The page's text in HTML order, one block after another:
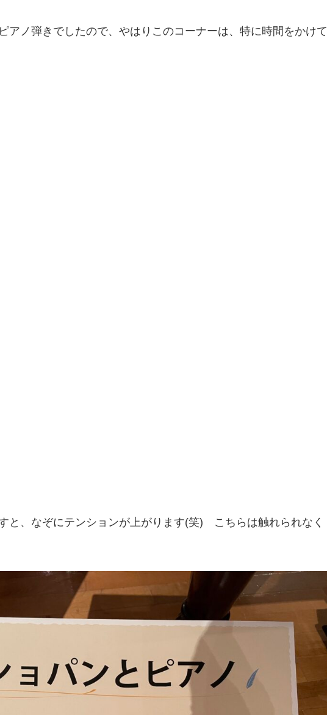
アノ弾きでしたので、やはりこのコーナーは、特に時間をかけて
と、なぞにテンションが上がります(笑) こちらは触れられなく